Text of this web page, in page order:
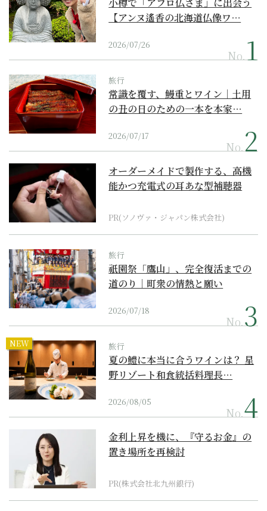
小樽で「アフロ仏さま」に出会う
【アンヌ遙香の北海道仏像ワ…
2026/07/26
No.
旅行
常識を覆す、鰻重とワイン｜土用
の丑の日のための一本を本家…
2026/07/17
No.
オーダーメイドで製作する、高機
能かつ充電式の耳あな型補聴器
PR(ソノヴァ・ジャパン株式会社)
旅行
祇園祭「鷹山」、完全復活までの
道のり｜町衆の情熱と願い
2026/07/18
No.
NEW 旅行
夏の鱧に本当に合うワインは？ 星
野リゾート和食統括料理長…
2026/08/05
No.
金利上昇を機に、『守るお金』の
置き場所を再検討
PR(株式会社北九州銀行)